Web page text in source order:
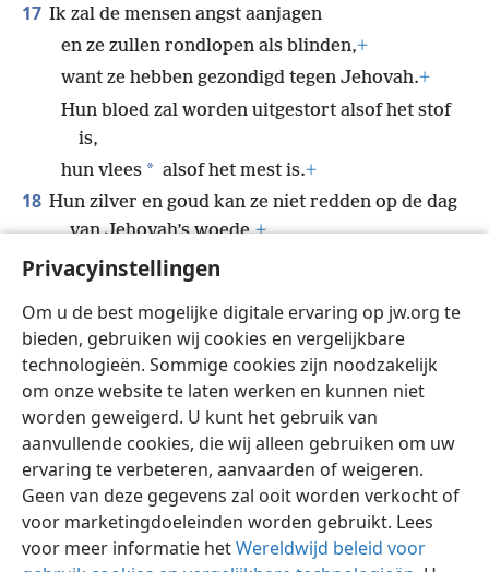
Privacyinstellingen
Om u de best mogelijke digitale ervaring op jw.org te
bieden, gebruiken wij cookies en vergelijkbare
technologieën. Sommige cookies zijn noodzakelijk
om onze website te laten werken en kunnen niet
worden geweigerd. U kunt het gebruik van
aanvullende cookies, die wij alleen gebruiken om uw
ervaring te verbeteren, aanvaarden of weigeren.
Geen van deze gegevens zal ooit worden verkocht of
voor marketingdoeleinden worden gebruikt. Lees
voor meer informatie hetWereldwijd beleid voor
17 Ik zal de mensen angst aanjagen
en ze zullen rondlopen als blinden,+
want ze hebben gezondigd tegen Jehovah.+
Hun bloed zal worden uitgestort alsof het stof
is,
hun vlees * alsof het mest is.+
18 Hun zilver en goud kan ze niet redden op de dag
van Jehovah’s woede.+
Het vuur van zijn ijver zal de hele aarde
want hij zal alle bewoners van de aarde
uitroeien. Ja, het zal verschrikkelijk zijn.’
Nederlands Delen Instellingen
Copyright © 2026 Watch Tower Bible and Tract Society of Pennsylvania
Gebruiksvoorwaarden Privacybeleid
Privacyinstellingen
JW.ORG
Inloggen